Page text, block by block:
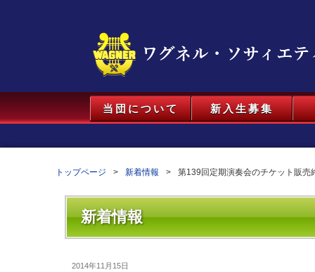
当団について 新入生募集
トップページ 新着情報 第139回定期演奏会のチケット販売
新着情報
2014年11月15日